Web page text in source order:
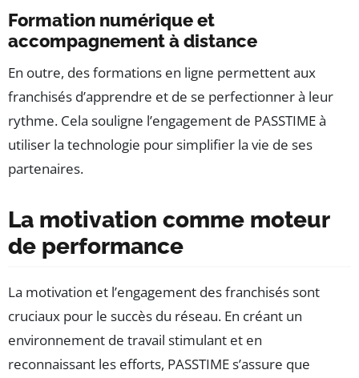
Formation numérique et
accompagnement à distance
En outre, des formations en ligne permettent aux
franchisés d’apprendre et de se perfectionner à leur
rythme. Cela souligne l’engagement de PASSTIME à
utiliser la technologie pour simplifier la vie de ses
partenaires.
La motivation comme moteur
de performance
La motivation et l’engagement des franchisés sont
cruciaux pour le succès du réseau. En créant un
environnement de travail stimulant et en
reconnaissant les efforts, PASSTIME s’assure que